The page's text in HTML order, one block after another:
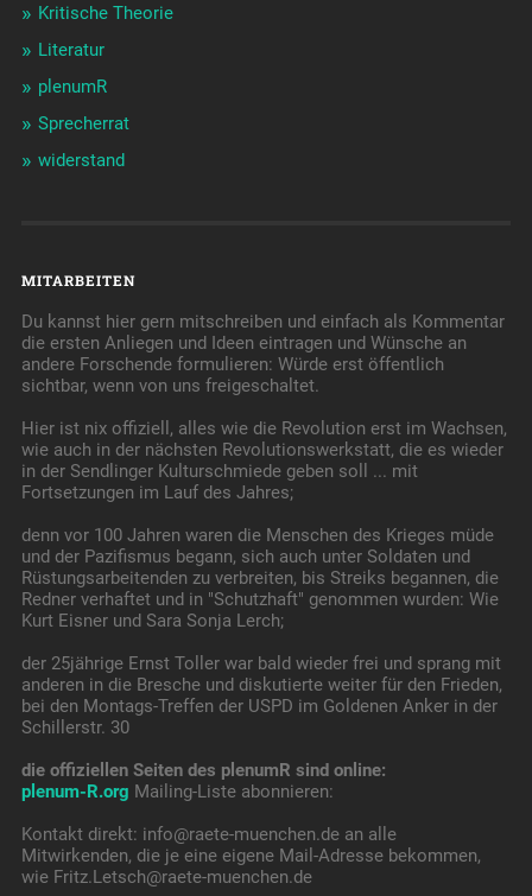
Kritische Theorie
Literatur
plenumR
Sprecherrat
widerstand
MITARBEITEN
Du kannst hier gern mitschreiben und einfach als Kommentar
die ersten Anliegen und Ideen eintragen und Wünsche an
andere Forschende formulieren: Würde erst öffentlich
sichtbar, wenn von uns freigeschaltet.
Hier ist nix offiziell, alles wie die Revolution erst im Wachsen,
wie auch in der nächsten Revolutionswerkstatt, die es wieder
in der Sendlinger Kulturschmiede geben soll ... mit
Fortsetzungen im Lauf des Jahres;
denn vor 100 Jahren waren die Menschen des Krieges müde
und der Pazifismus begann, sich auch unter Soldaten und
Rüstungsarbeitenden zu verbreiten, bis Streiks begannen, die
Redner verhaftet und in "Schutzhaft" genommen wurden: Wie
Kurt Eisner und Sara Sonja Lerch;
der 25jährige Ernst Toller war bald wieder frei und sprang mit
anderen in die Bresche und diskutierte weiter für den Frieden,
bei den Montags-Treffen der USPD im Goldenen Anker in der
Schillerstr. 30
die offiziellen Seiten des plenumR sind online:
plenum-R.org Mailing-Liste abonnieren:
Kontakt direkt: info@raete-muenchen.de an alle
Mitwirkenden, die je eine eigene Mail-Adresse bekommen,
wie Fritz.Letsch@raete-muenchen.de